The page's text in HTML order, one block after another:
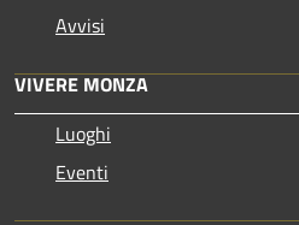
Avvisi
VIVERE MONZA
Luoghi
Eventi